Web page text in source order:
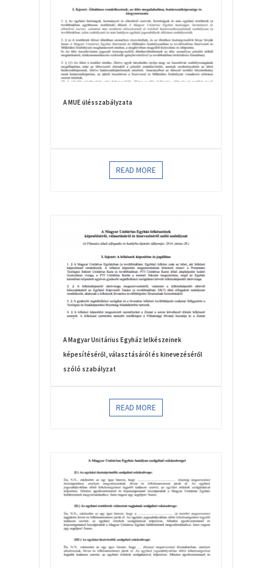
A MUE ülésszabályzata
READ MORE
A Magyar Unitárius Egyház lelkészeinek
képesítéséről, választásáról és kinevezéséről
szóló szabályzat
READ MORE